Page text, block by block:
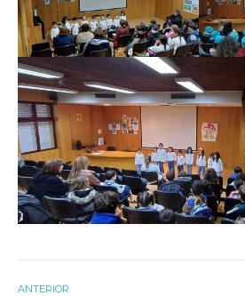
ANTERIOR